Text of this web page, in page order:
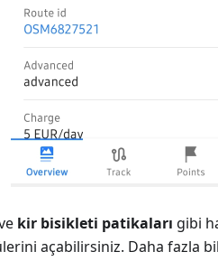
kir bisikleti patikaları gibi
açabilirsiniz. Daha fazla